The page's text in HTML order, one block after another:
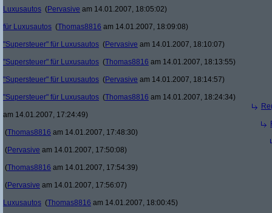
Luxusautos (Pervasive am 14.01.2007, 18:05:02)
für Luxusautos (Thomas8816 am 14.01.2007, 18:09:08)
"Supersteuer" für Luxusautos (Pervasive am 14.01.2007, 18:10:07)
"Supersteuer" für Luxusautos (Thomas8816 am 14.01.2007, 18:13:55)
"Supersteuer" für Luxusautos (Pervasive am 14.01.2007, 18:14:57)
"Supersteuer" für Luxusautos (Thomas8816 am 14.01.2007, 18:24:34)
am 14.01.2007, 17:24:49)
(Thomas8816 am 14.01.2007, 17:48:30)
(Pervasive am 14.01.2007, 17:50:08)
(Thomas8816 am 14.01.2007, 17:54:39)
(Pervasive am 14.01.2007, 17:56:07)
Luxusautos (Thomas8816 am 14.01.2007, 18:00:45)